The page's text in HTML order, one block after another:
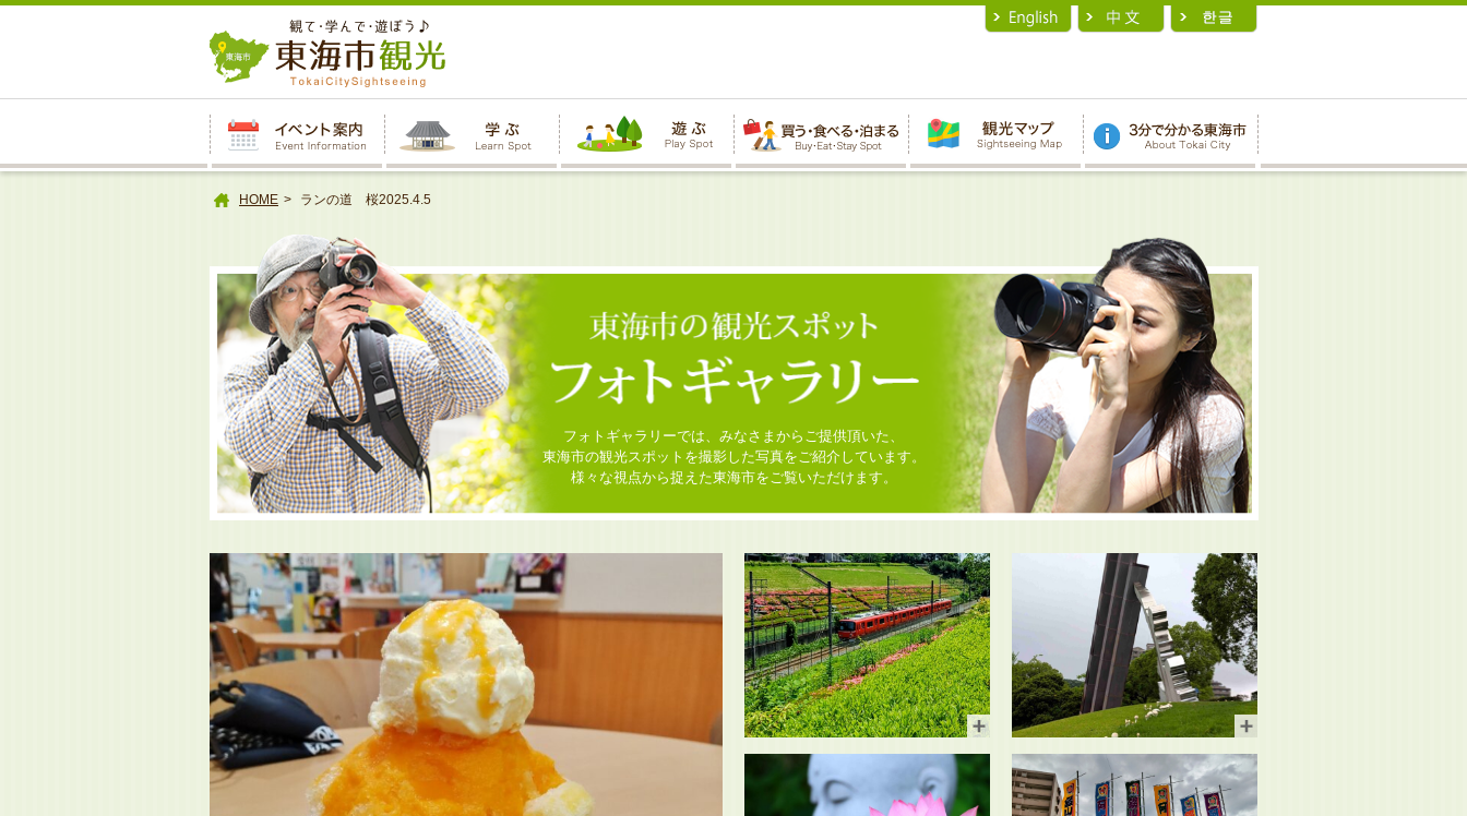
文
へ
HOME ランの道 桜2025.4.5
フォトギャラリーでは、みなさまからご提供頂いた、
東海市の観光スポットを撮影した写真をご紹介しています。
様々な視点から捉えた東海市をご覧いただけます。